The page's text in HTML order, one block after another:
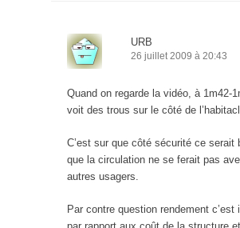
URB
26 juillet 2009 à 20:43
Quand on regarde la vidéo, à 1m42-
voit des trous sur le côté de
C’est sur que côté sécurité ce serait
que la circulation ne se ferait pas
autres usagers.
Par contre question rendement c’est